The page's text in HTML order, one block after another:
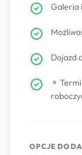
Galeria
Dojazd
⚬
OPCJE